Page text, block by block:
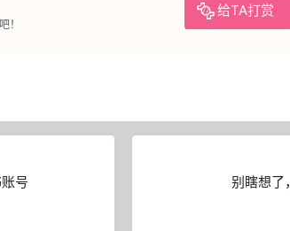
给TA打赏
！
号 别瞎想了